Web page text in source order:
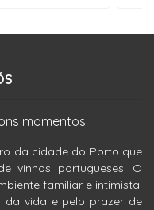
momentos!
da cidade do Porto que
vinhos portugueses. O
familiar e intimista.
da vida e pelo prazer de